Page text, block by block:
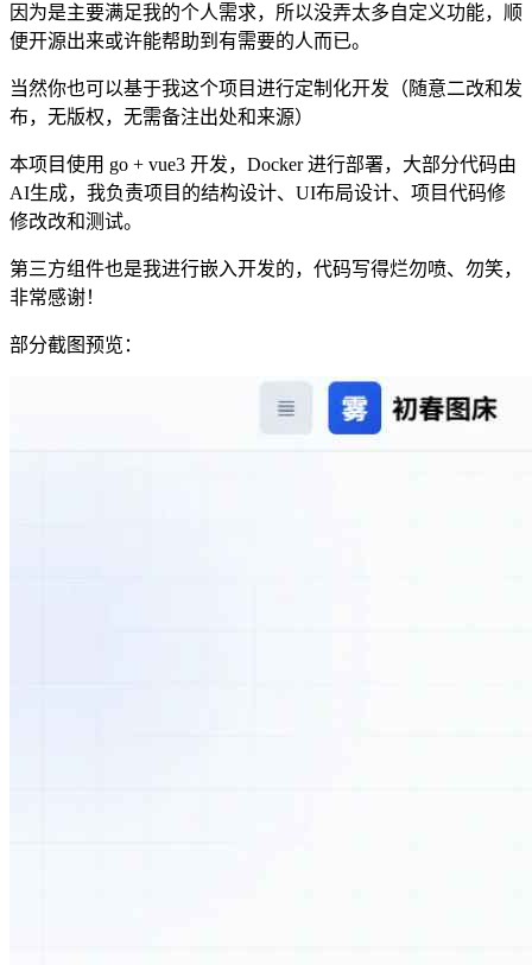
因为是主要满足我的个人需求，所以没弄太多自定义功能，顺
便开源出来或许能帮助到有需要的人而已。
当然你也可以基于我这个项目进行定制化开发（随意二改和发
布，无版权，无需备注出处和来源）
本项目使用 go + vue3 开发，Docker 进行部署，大部分代码由
AI生成，我负责项目的结构设计、UI布局设计、项目代码修
修改改和测试。
第三方组件也是我进行嵌入开发的，代码写得烂勿喷、勿笑，
非常感谢！
部分截图预览：